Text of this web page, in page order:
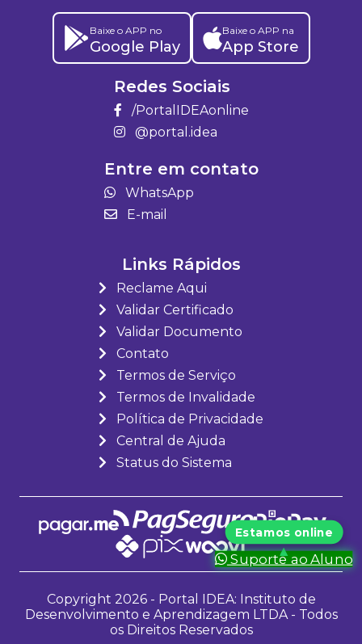
Suporte ao Aluno
Baixe o APP no
Google Play
Baixe o APP na
App Store
Redes Sociais
/PortalIDEAonline
@portal.idea
Entre em contato
WhatsApp
E-mail
Links Rápidos
Reclame Aqui
Validar Certificado
Validar Documento
Contato
Termos de Serviço
Termos de Invalidade
Política de Privacidade
Central de Ajuda
Status do Sistema
Copyright 2026 - Portal IDEA: Instituto de
Desenvolvimento e Aprendizagem LTDA - Todos
os Direitos Reservados